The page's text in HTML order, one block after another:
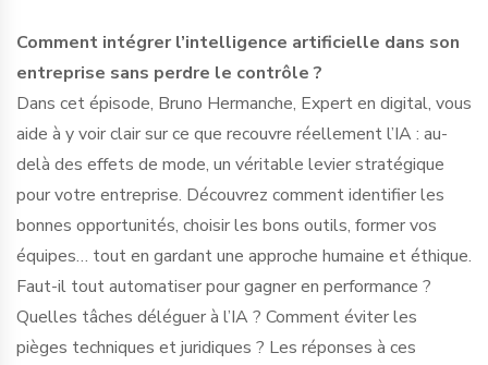
Comment intégrer l’intelligence artificielle dans son
entreprise sans perdre le contrôle ?
Dans cet épisode, Bruno Hermanche, Expert en digital, vous
aide à y voir clair sur ce que recouvre réellement l’IA : au-
delà des effets de mode, un véritable levier stratégique
pour votre entreprise. Découvrez comment identifier les
bonnes opportunités, choisir les bons outils, former vos
équipes… tout en gardant une approche humaine et éthique.
Faut-il tout automatiser pour gagner en performance ?
Quelles tâches déléguer à l’IA ? Comment éviter les
pièges techniques et juridiques ? Les réponses à ces